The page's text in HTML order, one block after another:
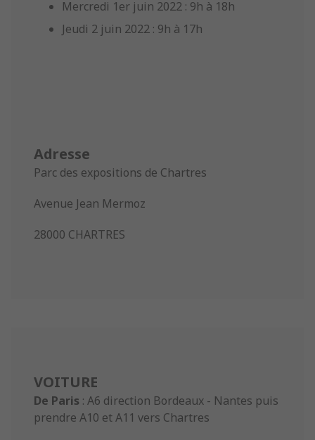
Mercredi 1er juin 2022 : 9h à 18h
Jeudi 2 juin 2022 : 9h à 17h
Adresse
Parc des expositions de Chartres
Avenue Jean Mermoz
28000 CHARTRES
VOITURE
De Paris : A6 direction Bordeaux - Nantes puis
prendre A10 et A11 vers Chartres